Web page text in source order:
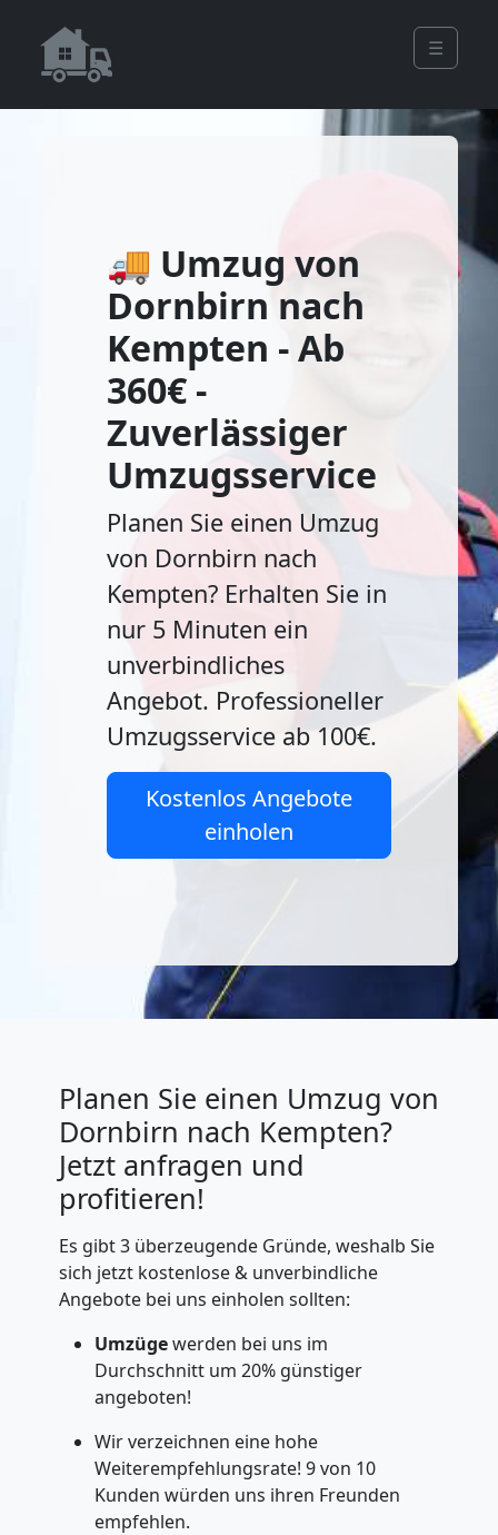
☰
🚚 Umzug von
Dornbirn nach
Kempten - Ab
360€ -
Zuverlässiger
Umzugsservice
Planen Sie einen Umzug
von Dornbirn nach
Kempten? Erhalten Sie in
nur 5 Minuten ein
unverbindliches
Angebot. Professioneller
Umzugsservice ab 100€.
Kostenlos Angebote
einholen
Planen Sie einen Umzug von
Dornbirn nach Kempten?
Jetzt anfragen und
profitieren!
Es gibt 3 überzeugende Gründe, weshalb Sie
sich jetzt kostenlose & unverbindliche
Angebote bei uns einholen sollten:
Umzügewerden bei uns im
Durchschnitt um 20% günstiger
angeboten!
Wir verzeichnen eine hohe
Weiterempfehlungsrate! 9 von 10
Kunden würden uns ihren Freunden
empfehlen.